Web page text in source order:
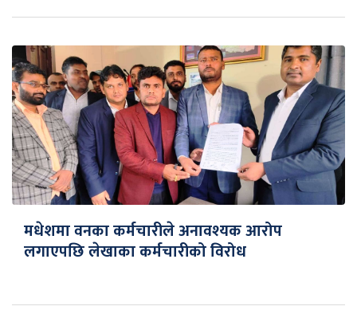
मधेशमा वनका कर्मचारीले अनावश्यक आरोप
लगाएपछि लेखाका कर्मचारीको विरोध